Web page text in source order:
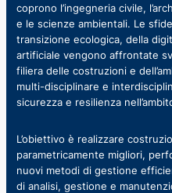
coprono l’ingegneria civile,
e le scienze ambientali. Le
transizione ecologica, della
artificiale vengono affrontate
filiera delle costruzioni e
multi-disciplinare e
sicurezza e resilienza
L’obiettivo è realizzare
parametricamente migliori,
nuovi metodi di gestione
di analisi, gestione e